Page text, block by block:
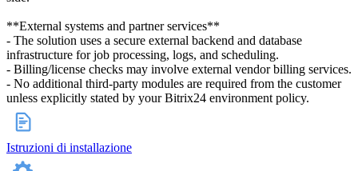
**External systems and partner services**
- The solution uses a secure external backend and database
infrastructure for job processing, logs, and scheduling.
- Billing/license checks may involve external vendor billing services.
- No additional third-party modules are required from the customer
unless explicitly stated by your Bitrix24 environment policy.
Istruzioni di installazione